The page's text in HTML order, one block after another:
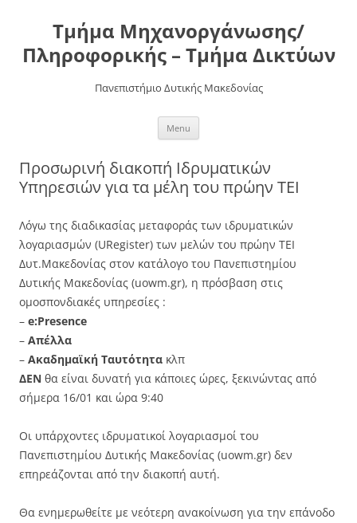
Τμήμα Μηχανοργάνωσης/
Πληροφορικής – Τμήμα Δικτύων
Πανεπιστήμιο Δυτικής Μακεδονίας
Menu
Προσωρινή διακοπή Ιδρυματικών
Υπηρεσιών για τα μέλη του πρώην ΤΕΙ
Λόγω της διαδικασίας μεταφοράς των ιδρυματικών
λογαριασμών (URegister) των μελών του πρώην ΤΕΙ
Δυτ.Μακεδονίας στον κατάλογο του Πανεπιστημίου
Δυτικής Μακεδονίας (uowm.gr), η πρόσβαση στις
ομοσπονδιακές υπηρεσίες :
– e:Presence
– Απέλλα
– Ακαδημαϊκή Ταυτότητα κλπ
ΔΕΝ θα είναι δυνατή για κάποιες ώρες, ξεκινώντας από
σήμερα 16/01 και ώρα 9:40
Οι υπάρχοντες ιδρυματικοί λογαριασμοί του
Πανεπιστημίου Δυτικής Μακεδονίας (uowm.gr) δεν
επηρεάζονται από την διακοπή αυτή.
Θα ενημερωθείτε με νεότερη ανακοίνωση για την επάνοδο